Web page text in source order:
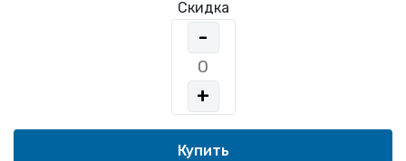
Скидка
-
+